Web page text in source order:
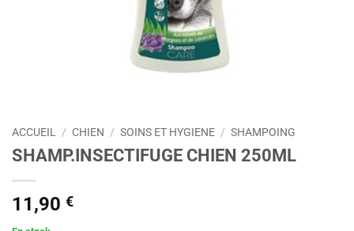
ACCUEIL / CHIEN / SOINS ET HYGIENE / SHAMPOING
SHAMP.INSECTIFUGE CHIEN 250ML
11,90 €